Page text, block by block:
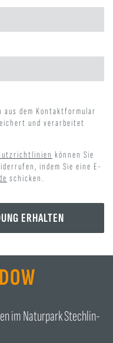
aus dem Kontaktformular
und verarbeitet
können Sie
indem Sie eine E-
schicken.
im Naturpark Stechlin-